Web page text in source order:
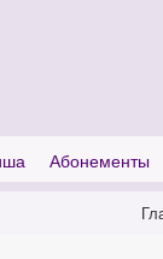
Абонементы